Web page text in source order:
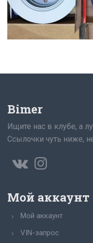
Bimer
Ищите нас в клубе, а
Ссылочки чуть ниже,
Мой аккаунт
Мой аккаунт
VIN-запрос